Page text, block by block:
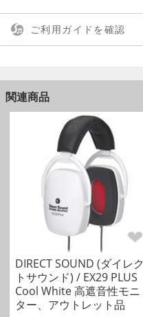
ご利用ガイドを確認
関連商品
DIRECT SOUND (ダイレク
トサウンド) / EX29 PLUS
Cool White 高遮音性モニ
ター、アウトレット品